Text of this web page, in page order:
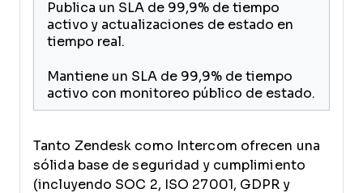
Publica un SLA de 99,9% de tiempo
activo y actualizaciones de estado en
tiempo real.
Mantiene un SLA de 99,9% de tiempo
activo con monitoreo público de estado.
Tanto Zendesk como Intercom ofrecen una
sólida base de seguridad y cumplimiento
(incluyendo SOC 2, ISO 27001, GDPR y